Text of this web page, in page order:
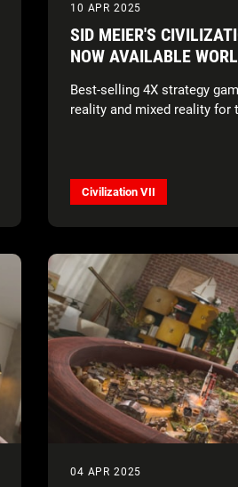
10 APR 2025
SID MEIER'S
NOW AVAILABLE
Best-selling 4X strategy
reality and mixed reality for
Civilization VII
04 APR 2025